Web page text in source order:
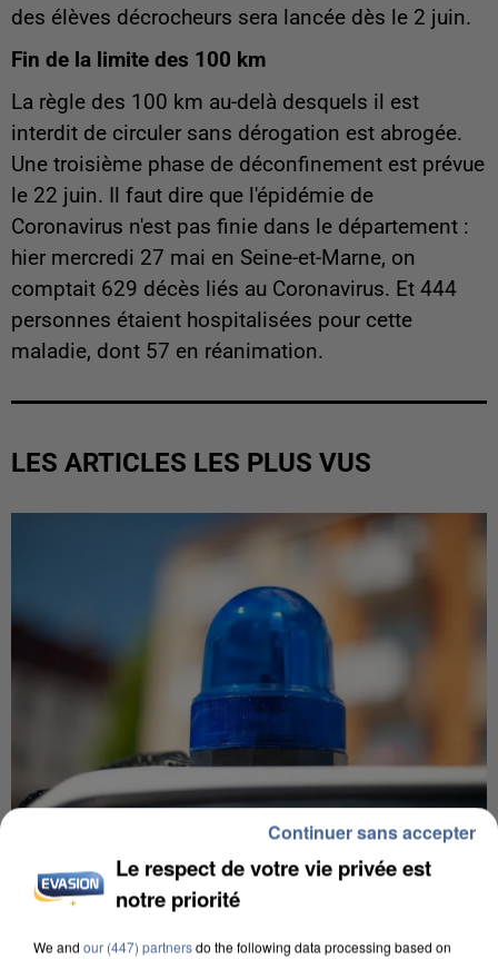
des élèves décrocheurs sera lancée dès le 2 juin.
Fin de la limite des 100 km
La règle des 100 km au-delà desquels il est
interdit de circuler sans dérogation est abrogée.
Une troisième phase de déconfinement est prévue
le 22 juin. Il faut dire que l'épidémie de
Coronavirus n'est pas finie dans le département :
hier mercredi 27 mai en Seine-et-Marne, on
comptait 629 décès liés au Coronavirus. Et 444
personnes étaient hospitalisées pour cette
maladie, dont 57 en réanimation.
LES ARTICLES LES PLUS VUS
IL TUE SON FILS ET ENVOIE DES PHOTOS À SON
EX-COMPAGNE À NICE
Le respect de votre vie privée est
notre priorité
We and our (447) partnersdo the following data processing based on
Continuer sans accepter